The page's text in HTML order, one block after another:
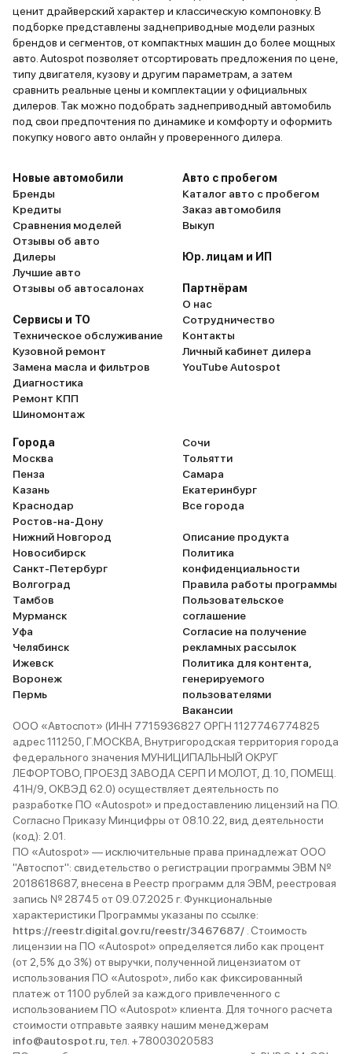
ценит драйверский характер и классическую компоновку. В
подборке представлены заднеприводные модели разных
брендов и сегментов, от компактных машин до более мощных
авто. Autospot позволяет отсортировать предложения по цене,
типу двигателя, кузову и другим параметрам, а затем
сравнить реальные цены и комплектации у официальных
дилеров. Так можно подобрать заднеприводный автомобиль
под свои предпочтения по динамике и комфорту и оформить
покупку нового авто онлайн у проверенного дилера.
Новые автомобили
Бренды
Кредиты
Сравнения моделей
Отзывы об авто
Дилеры
Лучшие авто
Отзывы об автосалонах
Сервисы и ТО
Техническое обслуживание
Кузовной ремонт
Замена масла и фильтров
Диагностика
Ремонт КПП
Шиномонтаж
Авто с пробегом
Каталог авто с пробегом
Заказ автомобиля
Выкуп
Юр. лицам и ИП
Партнёрам
О нас
Сотрудничество
Контакты
Личный кабинет дилера
YouTube Autospot
Города
Москва
Пенза
Казань
Краснодар
Ростов-на-Дону
Нижний Новгород
Новосибирск
Санкт-Петербург
Волгоград
Тамбов
Мурманск
Уфа
Челябинск
Ижевск
Воронеж
Пермь
Сочи
Тольятти
Самара
Екатеринбург
Все города
Описание продукта
Политика
конфиденциальности
Правила работы программы
Пользовательское
соглашение
Согласие на получение
рекламных рассылок
Политика для контента,
генерируемого
пользователями
Вакансии
ООО «Автоспот» (ИНН 7715936827 ОРГН 1127746774825
адрес 111250, Г.МОСКВА, Внутригородская территория города
федерального значения МУНИЦИПАЛЬНЫЙ ОКРУГ
ЛЕФОРТОВО, ПРОЕЗД ЗАВОДА СЕРП И МОЛОТ, Д. 10, ПОМЕЩ.
41Н/9, ОКВЭД 62.0) осуществляет деятельность по
разработке ПО «Autospot» и предоставлению лицензий на ПО.
Согласно Приказу Минцифры от 08.10.22, вид деятельности
(код): 2.01.
ПО «Autospot» — исключительные права принадлежат ООО
"Автоспот": свидетельство о регистрации программы ЭВМ №
2018618687, внесена в Реестр программ для ЭВМ, реестровая
запись № 28745 от 09.07.2025 г. Функциональные
характеристики Программы указаны по ссылке:
https://reestr.digital.gov.ru/reestr/3467687/ . Стоимость
лицензии на ПО «Autospot» определяется либо как процент
(от 2,5% до 3%) от выручки, полученной лицензиатом от
использования ПО «Autospot», либо как фиксированный
платеж от 1100 рублей за каждого привлеченного с
использованием ПО «Autospot» клиента. Для точного расчета
стоимости отправьте заявку нашим менеджерам
info@autospot.ru , тел. +78003020583